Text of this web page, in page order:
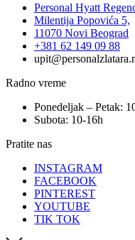
Personal Hyatt
Milentija Popovića 5,
11070 Novi Beograd
+381 62 149 09 88
Radno vreme
Ponedeljak – Petak:
Subota: 10-16h
Pratite nas
INSTAGRAM
FACEBOOK
PINTEREST
YOUTUBE
TIK TOK